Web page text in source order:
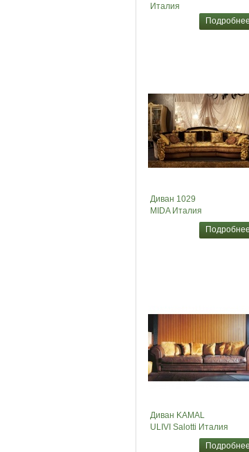
Италия
Подробнее
Диван 1029
MIDA Италия
Подробнее
Диван KAMAL
ULIVI Salotti Италия
Подробнее